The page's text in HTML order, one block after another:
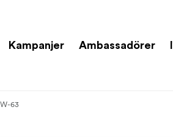
Kampanjer Ambassadörer
63